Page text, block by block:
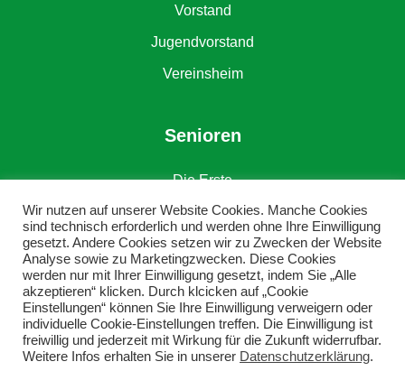
Vorstand
Jugendvorstand
Vereinsheim
Senioren
Die Erste
Die Zweite
Alte Herren
Wir nutzen auf unserer Website Cookies. Manche Cookies
sind technisch erforderlich und werden ohne Ihre Einwilligung
gesetzt. Andere Cookies setzen wir zu Zwecken der Website
Analyse sowie zu Marketingzwecken. Diese Cookies
werden nur mit Ihrer Einwilligung gesetzt, indem Sie „Alle
akzeptieren“ klicken. Durch klcicken auf „Cookie
Einstellungen“ können Sie Ihre Einwilligung verweigern oder
individuelle Cookie-Einstellungen treffen. Die Einwilligung ist
freiwillig und jederzeit mit Wirkung für die Zukunft widerrufbar.
Weitere Infos erhalten Sie in unserer Datenschutzerklärung.